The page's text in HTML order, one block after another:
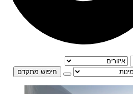
חיפוש מתקדם